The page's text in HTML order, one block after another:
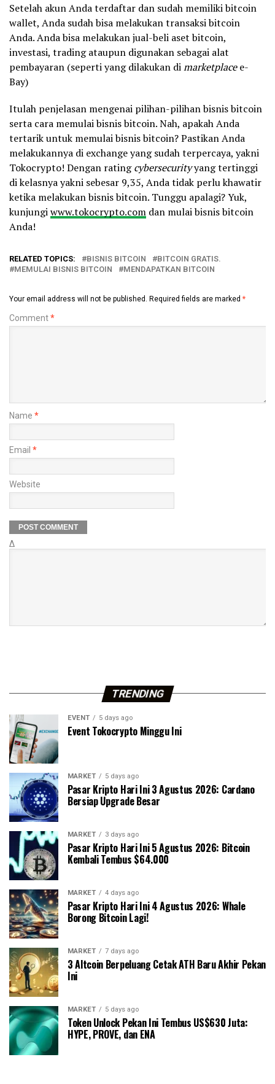
Setelah akun Anda terdaftar dan sudah memiliki bitcoin
wallet, Anda sudah bisa melakukan transaksi bitcoin
Anda. Anda bisa melakukan jual-beli aset bitcoin,
investasi, trading ataupun digunakan sebagai alat
pembayaran (seperti yang dilakukan dimarketplacee-
Bay)
Itulah penjelasan mengenai pilihan-pilihan bisnis bitcoin
serta cara memulai bisnis bitcoin. Nah, apakah Anda
tertarik untuk memulai bisnis bitcoin? Pastikan Anda
melakukannya di exchange yang sudah terpercaya, yakni
Tokocrypto! Dengan ratingcybersecurityyang tertinggi
di kelasnya yakni sebesar 9,35, Anda tidak perlu khawatir
ketika melakukan bisnis bitcoin. Tunggu apalagi? Yuk,
kunjungiwww.tokocrypto.com dan mulai bisnis bitcoin
Anda!
RELATED TOPICS: BISNIS BITCOIN
BITCOIN GRATIS.
MEMULAI BISNIS BITCOIN
MENDAPATKAN BITCOIN
Your email address will not be published. Required fields are marked *
Comment*
Name *
Email *
Website
Δ
TRENDING
EVENT 5 days ago
Event Tokocrypto Minggu Ini
MARKET 5 days ago
Pasar Kripto Hari Ini 3 Agustus 2026: Cardano
Bersiap Upgrade Besar
MARKET 3 days ago
Pasar Kripto Hari Ini 5 Agustus 2026: Bitcoin
Kembali Tembus $64.000
MARKET 4 days ago
Pasar Kripto Hari Ini 4 Agustus 2026: Whale
Borong Bitcoin Lagi!
MARKET 7 days ago
3 Altcoin Berpeluang Cetak ATH Baru Akhir Pekan
Ini
MARKET 5 days ago
Token Unlock Pekan Ini Tembus US$630 Juta:
HYPE, PROVE, dan ENA